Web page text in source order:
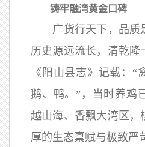
铸牢融湾黄金口碑
广货行天下，品质
历史源远流长，清乾隆
《阳山县志》记载：“
鹅、鸭。”，当时养鸡
越山海、香飘大湾区，
厚的生态禀赋与极致严